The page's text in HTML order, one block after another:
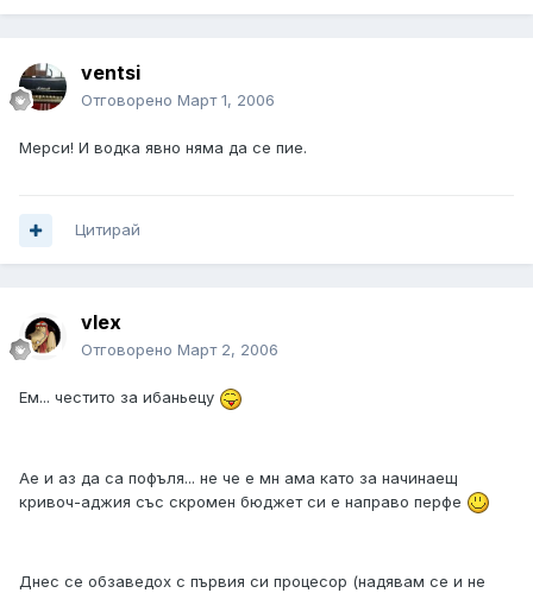
ventsi
Отговорено Март 1, 2006
Мерси! И водка явно няма да се пие.
Цитирай
vlex
Отговорено Март 2, 2006
Ем... честито за ибаньецу
Ае и аз да са пофъля... не че е мн ама като за начинаещ
кривоч-аджия със скромен бюджет си е направо перфе
Днес се обзаведох с първия си процесор (надявам се и не